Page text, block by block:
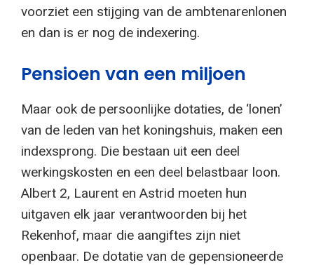
voorziet een stijging van de ambtenarenlonen
en dan is er nog de indexering.
Pensioen van een miljoen
Maar ook de persoonlijke dotaties, de ‘lonen’
van de leden van het koningshuis, maken een
indexsprong. Die bestaan uit een deel
werkingskosten en een deel belastbaar loon.
Albert 2, Laurent en Astrid moeten hun
uitgaven elk jaar verantwoorden bij het
Rekenhof, maar die aangiftes zijn niet
openbaar. De dotatie van de gepensioneerde